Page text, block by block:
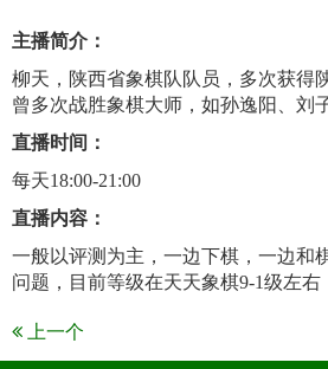
主播简介：
柳天，陕西省象棋队队员，多次获得
曾多次战胜象棋大师，如孙逸阳、刘
直播时间：
每天18:00-21:00
直播内容：
一般以评测为主，一边下棋，一边和
问题，目前等级在天天象棋9-1级左右
上一个